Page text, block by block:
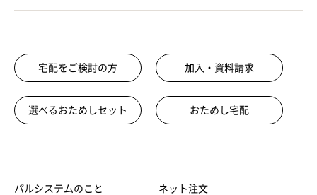
宅配をご検討の方 加入・資料請求
選べるおためしセット おためし宅配
パルシステムのこと ネット注文